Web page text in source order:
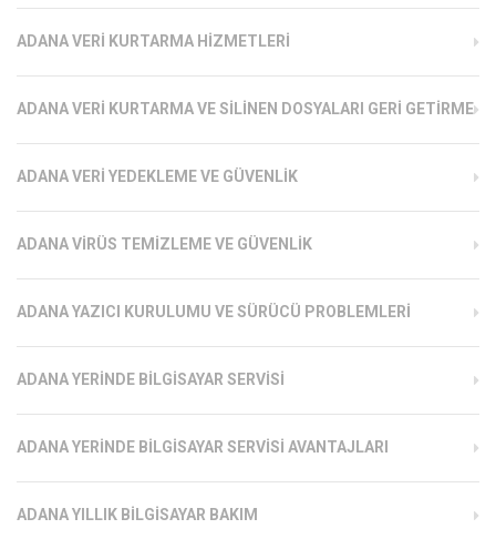
ADANA VERI KURTARMA HIZMETLERI
ADANA VERI KURTARMA VE SILINEN DOSYALARI GERI GETIRME
ADANA VERI YEDEKLEME VE GÜVENLIK
ADANA VIRÜS TEMIZLEME VE GÜVENLIK
ADANA YAZICI KURULUMU VE SÜRÜCÜ PROBLEMLERI
ADANA YERINDE BILGISAYAR SERVISI
ADANA YERINDE BILGISAYAR SERVISI AVANTAJLARI
ADANA YILLIK BILGISAYAR BAKIM